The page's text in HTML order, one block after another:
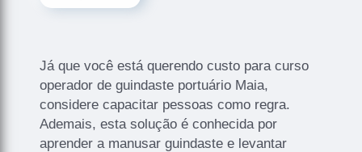
Já que você está querendo custo para curso
operador de guindaste portuário Maia,
considere capacitar pessoas como regra.
Ademais, esta solução é conhecida por
aprender a manusar guindaste e levantar